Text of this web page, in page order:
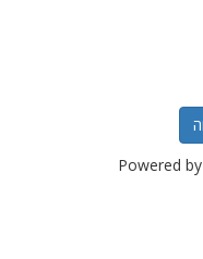
Powered by